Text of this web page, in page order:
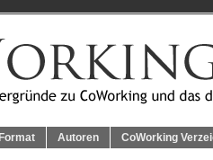
Format Autoren CoWorking